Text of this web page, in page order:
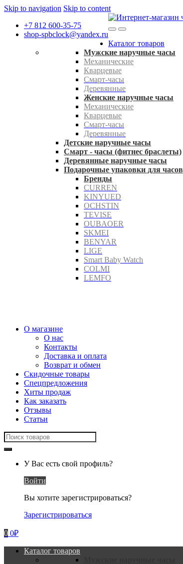
Skip to navigation Skip to content
+7 812 600-35-75
shop-spbclock@yandex.ru
Каталог товаров
Мужские наручные часы
Механические
Кварцевые
Смарт-часы
Деревянные
Женские наручные часы
Механические
Кварцевые
Смарт-часы
Деревянные
Детские наручные часы
Смарт - часы (фитнес браслеты)
Деревянные наручные часы
Подарочные упаковки для часов
Бренды
CURREN
KINYUED
OCHSTIN
TEVISE
OUBAOER
SKMEI
BENYAR
LIGE
Smart Baby Watch
COLMI
LEMFO
О магазине
О нас
Контакты
Доставка и оплата
Возврат и обмен
Скидочные товары
Спецпредложения
Хиты продаж
Как заказать
Отзывы
Статьи
Search
for:
У Вас есть свой профиль?
Войти
Вы хотите зарегистрироваться?
Зарегистрироваться
0 0₽
Каталог товаров